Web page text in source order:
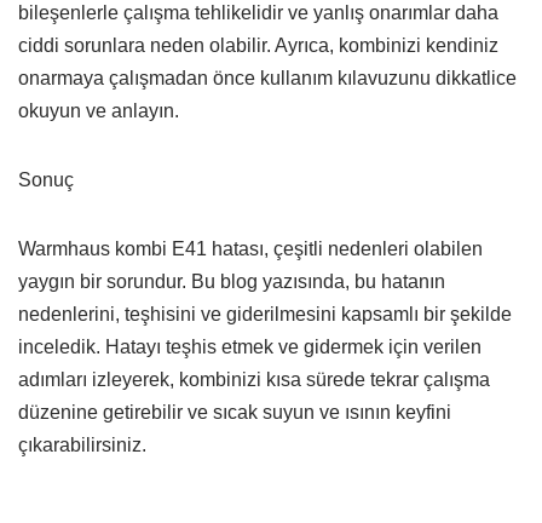
bileşenlerle çalışma tehlikelidir ve yanlış onarımlar daha
ciddi sorunlara neden olabilir. Ayrıca, kombinizi kendiniz
onarmaya çalışmadan önce kullanım kılavuzunu dikkatlice
okuyun ve anlayın.
Sonuç
Warmhaus kombi E41 hatası, çeşitli nedenleri olabilen
yaygın bir sorundur. Bu blog yazısında, bu hatanın
nedenlerini, teşhisini ve giderilmesini kapsamlı bir şekilde
inceledik. Hatayı teşhis etmek ve gidermek için verilen
adımları izleyerek, kombinizi kısa sürede tekrar çalışma
düzenine getirebilir ve sıcak suyun ve ısının keyfini
çıkarabilirsiniz.